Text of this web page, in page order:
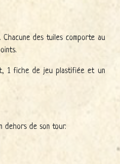
des tuiles comporte au
1 fiche de jeu plastifiée et un
dehors de son tour.